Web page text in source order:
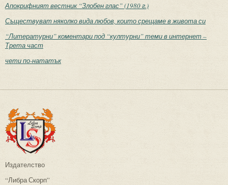
Апокрифният вестник “Злобен глас” (1980 г.)
Съществуват няколко вида любов, които срещаме в живота си
“Литературни” коментари под “културни” теми в интернет –
Трета част
чети по-нататък
Издателство
“Либра Скорп”